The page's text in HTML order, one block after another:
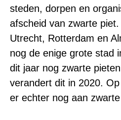
steden, dorpen en
afscheid van zwarte
Utrecht, Rotterdam en
nog de enige grote stad
dit jaar nog zwarte
verandert dit in 2020.
er echter nog aan